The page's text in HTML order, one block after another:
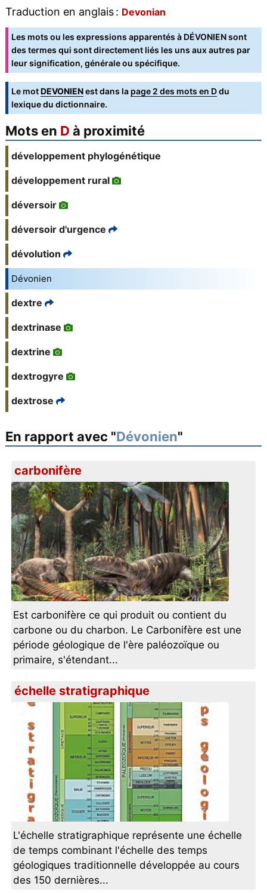
Traduction en anglais : Devonian
Les mots ou les expressions apparentés à DÉVONIEN sont
des termes qui sont directement liés les uns aux autres par
leur signification, générale ou spécifique.
Le motDEVONIENest dans la page 2 des mots en Ddu
lexique du dictionnaire.
Mots en D à proximité
développement phylogénétique
développement rural
déversoir
déversoir d'urgence
dévolution
Dévonien
dextre
dextrinase
dextrine
dextrogyre
dextrose
En rapport avec "Dévonien"
carbonifère
Est carbonifère ce qui produit ou contient du
carbone ou du charbon. Le Carbonifère est une
période géologique de l'ère paléozoïque ou
primaire, s'étendant...
échelle stratigraphique
L'échelle stratigraphique représente une échelle
de temps combinant l'échelle des temps
géologiques traditionnelle développée au cours
des 150 dernières...